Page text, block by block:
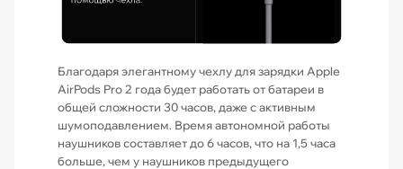
Благодаря элегантному чехлу для зарядки Apple
AirPods Pro 2 года будет работать от батареи в
общей сложности 30 часов, даже с активным
шумоподавлением. Время автономной работы
наушников составляет до 6 часов, что на 1,5 часа
больше, чем у наушников предыдущего